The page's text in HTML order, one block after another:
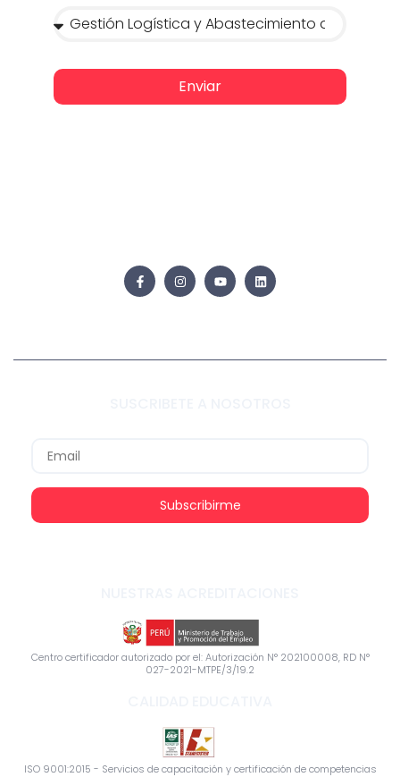
Enviar
Subscribirme
Centro certificador autorizado por el: Autorización N° 202100008, RD N°
027-2021-MTPE/3/19.2
ISO 9001:2015 - Servicios de capacitación y certificación de competencias